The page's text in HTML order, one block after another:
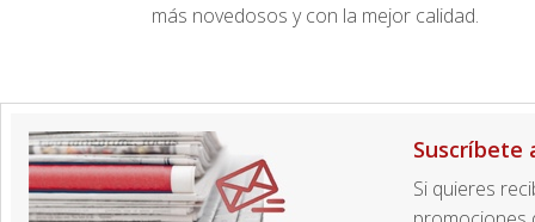
más novedosos y con la mejor calidad.
Suscríbete
Si quieres